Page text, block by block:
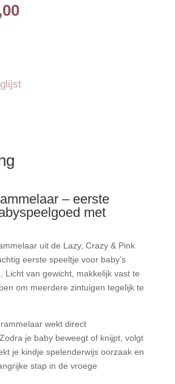
Huidige
– eerste
met
uit de Lazy, Crazy & Pink
eerste speeltje voor baby’s
Licht van gewicht, makkelijk vast te
om meerdere zintuigen tegelijk te
wekt direct
je baby beweegt of knijpt, volgt
je kindje spelenderwijs oorzaak en
stap in de vroege